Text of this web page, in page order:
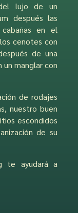
lujo de un
después las
en el
cenotes con
de una
un manglar con
de rodajes
nuestro buen
escondidos
de su
te ayudará a